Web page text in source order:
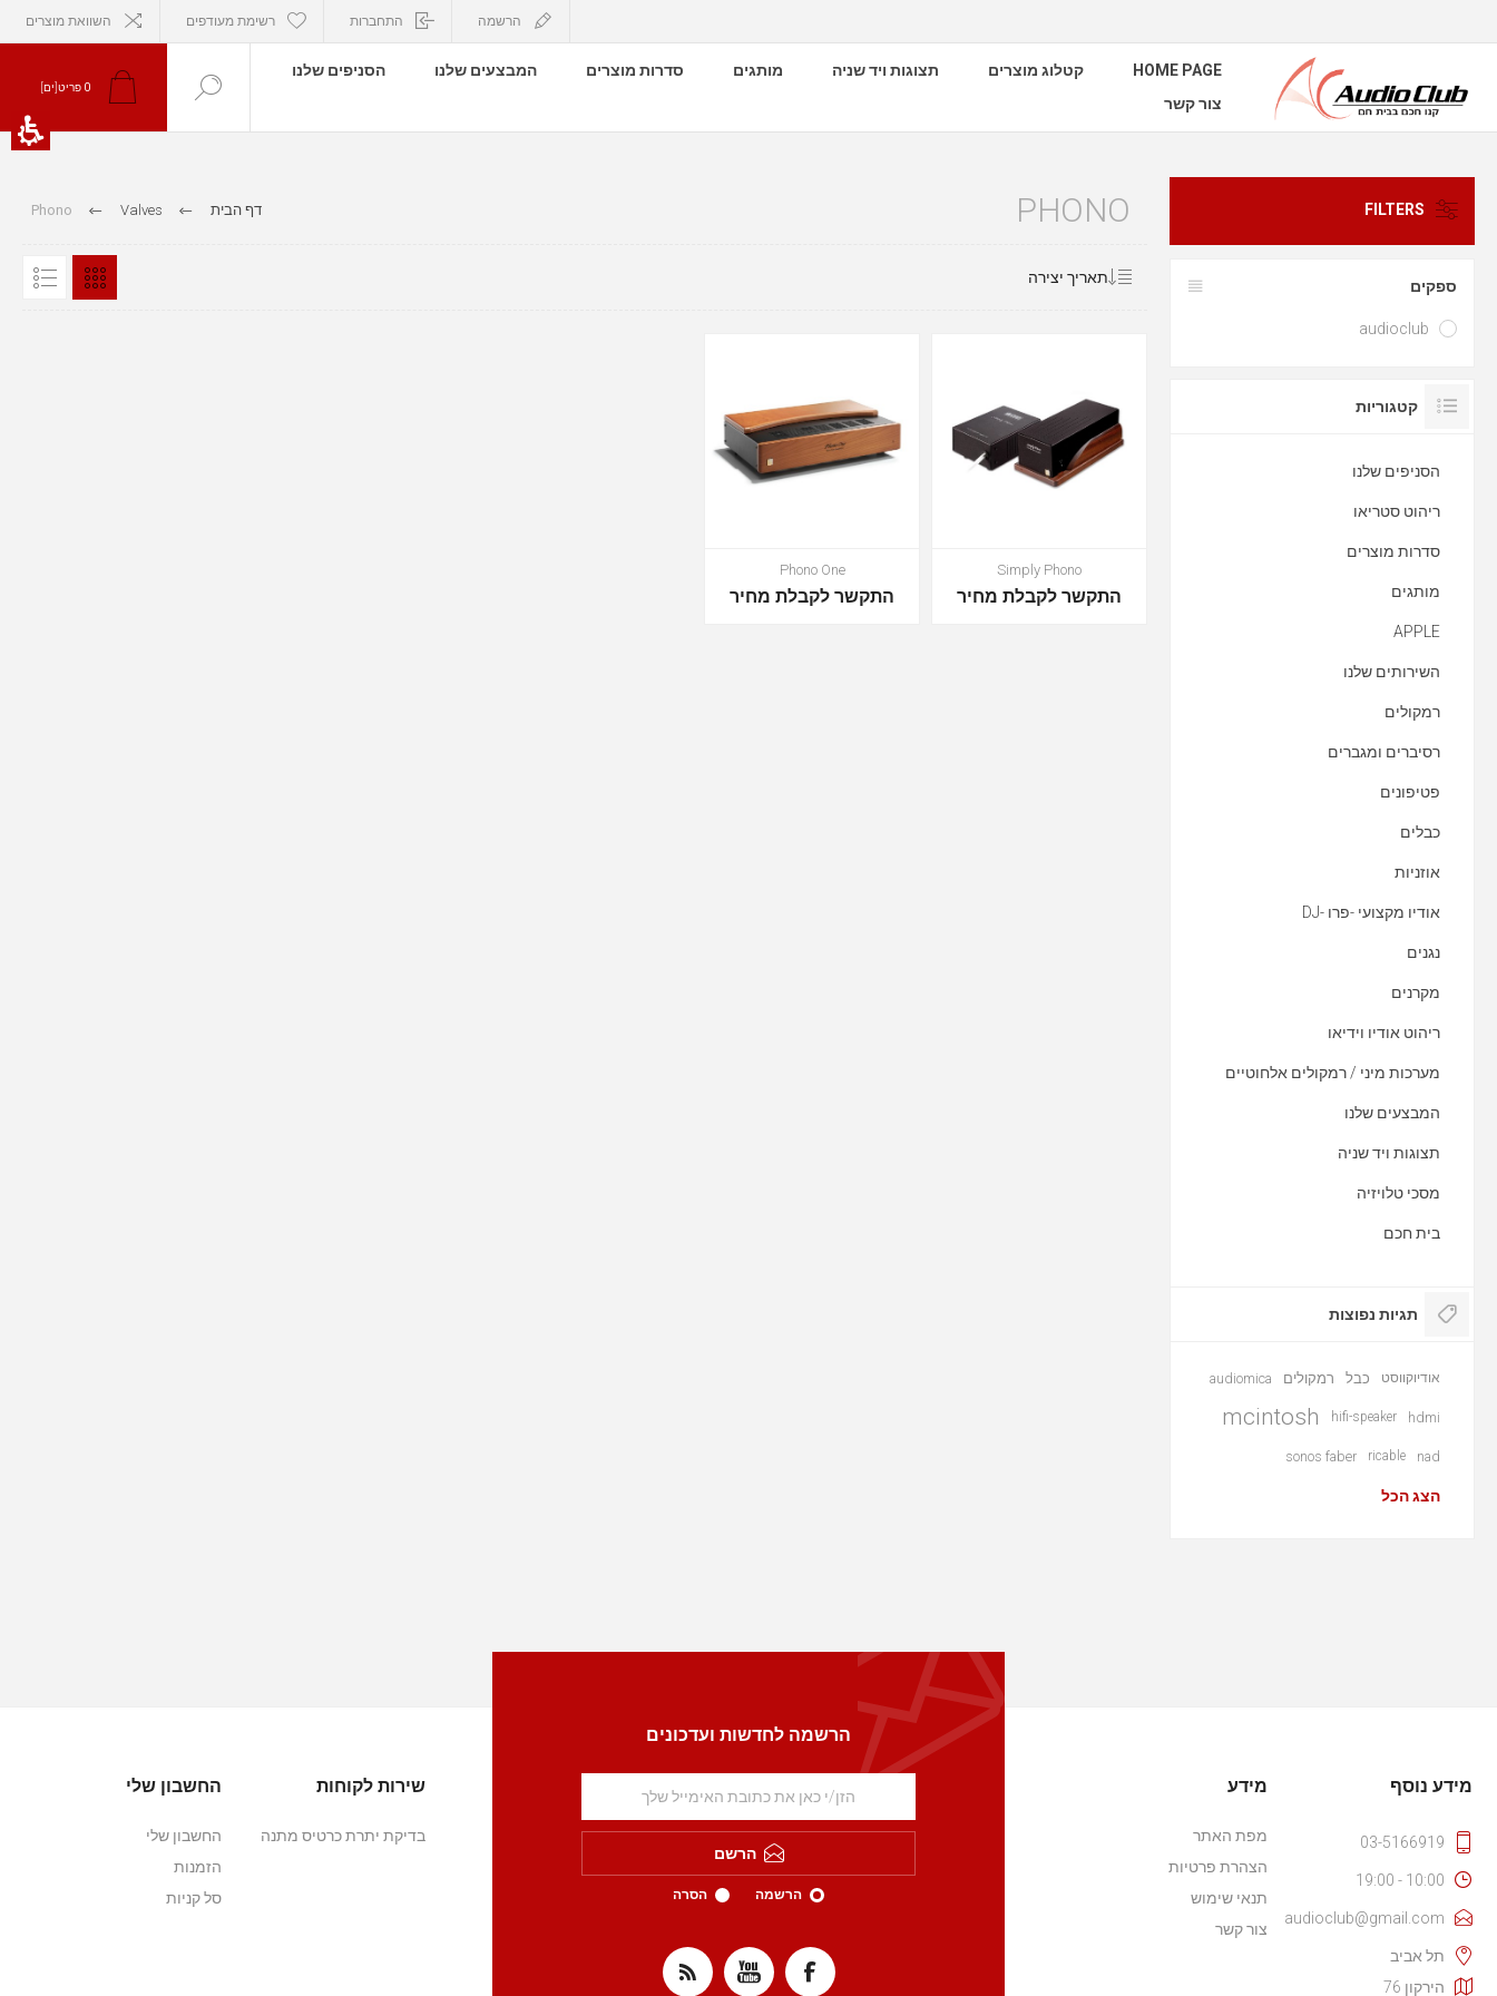
הרשמה התחברות רשימת מעודפים השוואת מוצרים
HOME PAGE קטלוג מוצרים תצוגות ויד שניה מותגים סדרות מוצרים המבצעים שלנו
הסניפים שלנו
צור קשר
0 פריט[ים]
דף הבית Valves
Phono PHONO
Simply Phono
התקשר לקבלת מחיר
Phono One
התקשר לקבלת מחיר
FILTERS
ספקים
audioclub
קטגוריות
הסניפים שלנו
ריהוט סטריאו
סדרות מוצרים
מותגים
APPLE
השירותים שלנו
רמקולים
רסיברים ומגברים
פטיפונים
כבלים
אוזניות
אודיו מקצועי -פרו -DJ
נגנים
מקרנים
ריהוט אודיו וידיאו
מערכות מיני / רמקולים אלחוטיים
המבצעים שלנו
תצוגות ויד שניה
מסכי טלויזיה
בית חכם
תגיות נפוצות
אודיוקווסט כבל רמקולים audiomica
hdmi
hifi-speaker
mcintosh
nad
ricable
sonos faber
הצג הכל
הרשמה לחדשות ועדכונים
הרשם
הרשמה הסרה
מידע נוסף
03-5166919
10:00 - 19:00
audioclub@gmail.com
תל אביב
הירקון 76
מידע
מפת האתר
הצהרת פרטיות
תנאי שימוש
צור קשר
שירות לקוחות
בדיקת יתרת כרטיס מתנה
החשבון שלי
החשבון שלי
הזמנות
סל קניות